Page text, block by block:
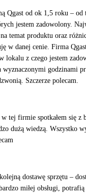
Qgast od ok 1,5 roku – od
jestem zadowolony.
temat produktu oraz
w danej cenie. Firma
lokalu z czego jestem
wyznaczonymi godzinami
Szczerze polecam.
tej firmie spotkałem się z
dużą wiedzą. Wszystko
dostawę sprzętu –
miłej obsługi,